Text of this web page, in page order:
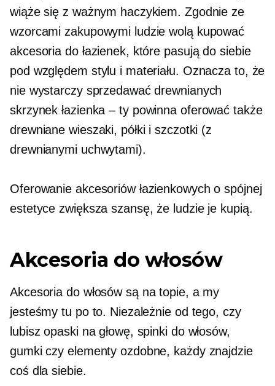
wiąże się z ważnym haczykiem. Zgodnie ze
wzorcami zakupowymi ludzie wolą kupować
akcesoria do łazienek, które pasują do siebie
pod względem stylu i materiału. Oznacza to, że
nie wystarczy sprzedawać drewnianych
skrzynekłazienka – typowinna oferować także
drewniane wieszaki, półki i szczotki (z
drewnianymi uchwytami).
Oferowanie akcesoriów łazienkowych o spójnej
estetyce zwiększa szansę, że ludzie je kupią.
Akcesoria do włosów
Akcesoria do włosów są na topie, a my
jesteśmy tu po to. Niezależnie od tego, czy
lubisz opaski na głowę, spinki do włosów,
gumki czy elementy ozdobne, każdy znajdzie
coś dla siebie.